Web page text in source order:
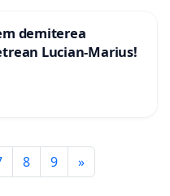
demiterea
Lucian-Marius!
8 9 »